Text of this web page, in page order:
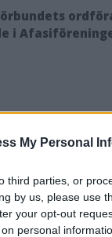
My Personal
third parties, or
by us, please use
your opt-out
personal
i